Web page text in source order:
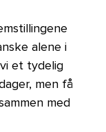
alene i
et tydelig
men få
med